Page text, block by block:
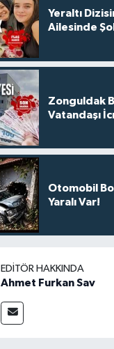
Yeraltı
Ailesinde
Zonguldak
Vatandaşı
Otomobil
Yaralı Var!
EDITÖR HAKKINDA
Ahmet Furkan Sav